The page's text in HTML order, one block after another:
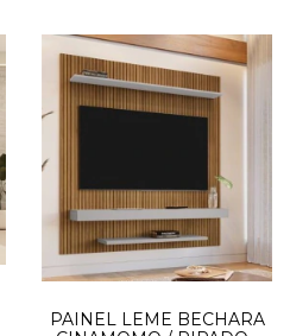
PAINEL LEME BECHARA